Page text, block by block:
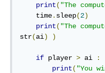
print( "The
    time
. sleep(2)
print( "The
str(ai) )
if player > ai
:
print( "You